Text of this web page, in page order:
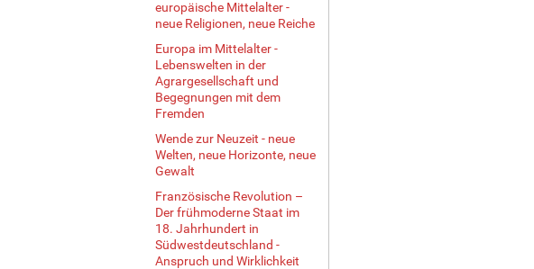
europäische Mittelalter -
neue Religionen, neue Reiche
Europa im Mittelalter -
Lebenswelten in der
Agrargesellschaft und
Begegnungen mit dem
Fremden
Wende zur Neuzeit - neue
Welten, neue Horizonte, neue
Gewalt
Französische Revolution –
Der frühmoderne Staat im
18. Jahrhundert in
Südwestdeutschland -
Anspruch und Wirklichkeit